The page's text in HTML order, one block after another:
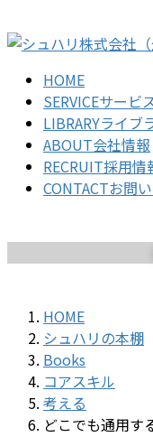
ン
ビ
HOME
SERVICEサービ
LIBRARYライブ
ABOUT会社情報
RECRUIT採用情
CONTACTお問
HOME
シュハリの本棚
Books
コアスキル
考える
どこでも通用す